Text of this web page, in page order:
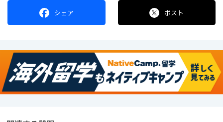
シェア ポスト